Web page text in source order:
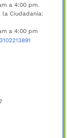
a 4:00 pm.
la Ciudadanía:
a 4:00 pm